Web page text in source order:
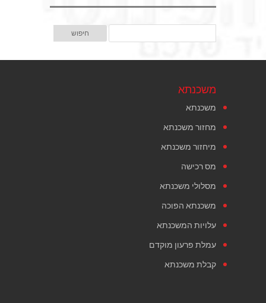
משכנתא
משכנתא
מחזור משכנתא
מיחזור משכנתא
מס רכישה
מסלולי משכנתא
משכנתא הפוכה
עלויות המשכנתא
עמלת פרעון מוקדם
קבלת משכנתא